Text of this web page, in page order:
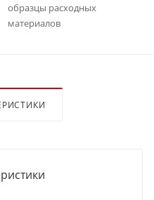
образцы расходных
материалов